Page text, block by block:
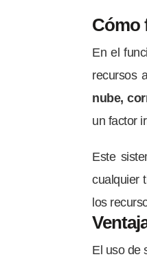
Cómo
En el
recursos
nube,
un factor
Este
cualquier
los
El uso de